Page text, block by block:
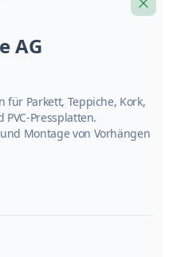
AG
für Parkett, Teppiche, Kork,
Pressplatten.
Montage von Vorhängen